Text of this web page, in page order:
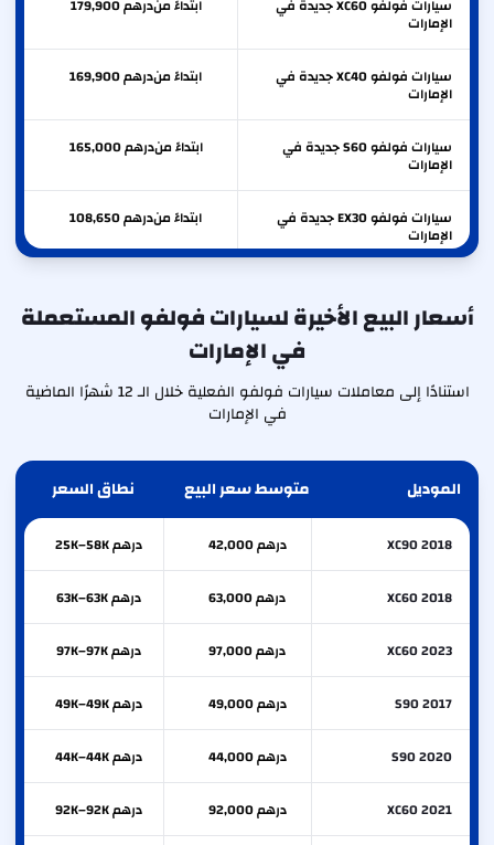
سيارات فولفو XC60 جديدة في
الإمارات
ابتداءً من 179,900درهم
سيارات فولفو XC40 جديدة في
الإمارات
ابتداءً من 169,900درهم
سيارات فولفو S60 جديدة في
الإمارات
ابتداءً من 165,000درهم
سيارات فولفو EX30 جديدة في
الإمارات
ابتداءً من 108,650درهم
أسعار البيع الأخيرة لسيارات فولفو المستعملة
في الإمارات
استنادًا إلى معاملات سيارات فولفو الفعلية خلال الـ 12 شهرًا الماضية
في الإمارات
الموديل متوسط سعر البيع نطاق السعر
XC90 2018 درهم 42,000 درهم 25K–58K
XC60 2018 درهم 63,000 درهم 63K–63K
XC60 2023 درهم 97,000 درهم 97K–97K
S90 2017 درهم 49,000 درهم 49K–49K
S90 2020 درهم 44,000 درهم 44K–44K
XC60 2021 درهم 92,000 درهم 92K–92K